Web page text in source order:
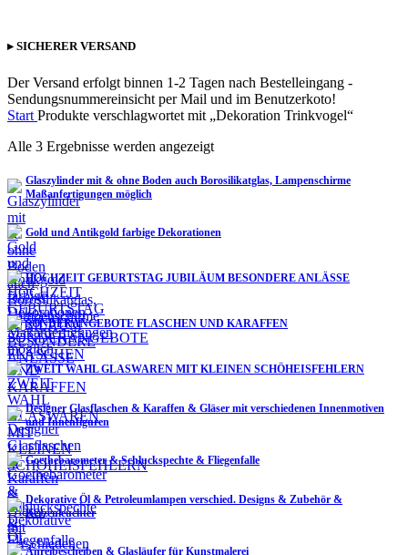
▸ SICHERER VERSAND
Der Versand erfolgt binnen 1-2 Tagen nach Bestelleingang -
Sendungsnummereinsicht per Mail und im Benutzerkoto!
Start Produkte verschlagwortet mit „Dekoration Trinkvogel“
Alle 3 Ergebnisse werden angezeigt
Glaszylinder mit & ohne Boden auch Borosilikatglas, Lampenschirme
Maßanfertigungen möglich
Gold und Antikgold farbige Dekorationen
HOCHZEIT GEBURTSTAG JUBILÄUM BESONDERE ANLÄSSE
SONDERANGEBOTE FLASCHEN UND KARAFFEN
ZWEIT WAHL GLASWAREN MIT KLEINEN SCHÖHEISFEHLERN
Designer Glasflaschen & Karaffen & Gläser mit verschiedenen Innenmotiven
und Innenfiguren
Goethebarometer & Schluckspechte & Fliegenfalle
Dekorative Öl & Petroleumlampen verschied. Designs & Zubehör &
Kerzenleuchter
Anreibescheiben & Glasläufer für Kunstmalerei